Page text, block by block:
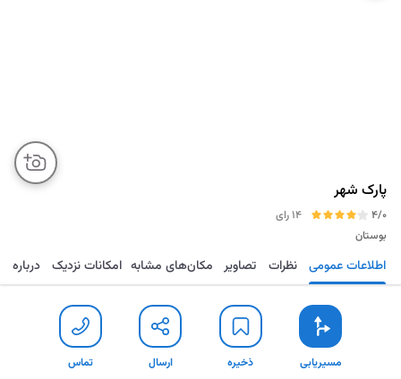
پارک شهر
4/0
14 رای
بوستان
مسیریابی ذخیره ارسال تماس اطلاعات عمومی نظرات تصاویر مکان‌های مشابه امکانات نزدیک درباره
مسیریابی ذخیره ارسال تماس